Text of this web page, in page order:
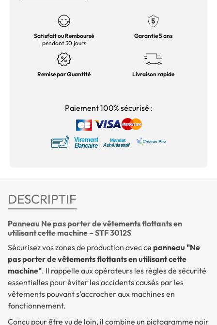
Satisfait ou Remboursé
pendant 30 jours
Garantie 5 ans
Remise par Quantité Livraison rapide
Paiement 100% sécurisé :
DESCRIPTIF
Panneau Ne pas porter de vêtements flottants en
utilisant cette machine – STF 3012S
Sécurisez vos zones de production avec ce panneau "Ne
pas porter de vêtements flottants en utilisant cette
machine". Il rappelle aux opérateurs les règles de sécurité
essentielles pour éviter les accidents causés par les
vêtements pouvant s’accrocher aux machines en
fonctionnement.
Conçu pour être vu de loin, il combine un pictogramme noir